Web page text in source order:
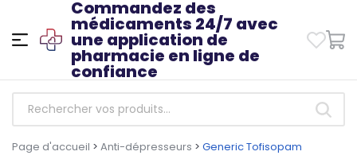
Commandez des
médicaments 24/7 avec
une application de
pharmacie en ligne de
confiance
Page d'accueil > Anti-dépresseurs > Generic Tofisopam